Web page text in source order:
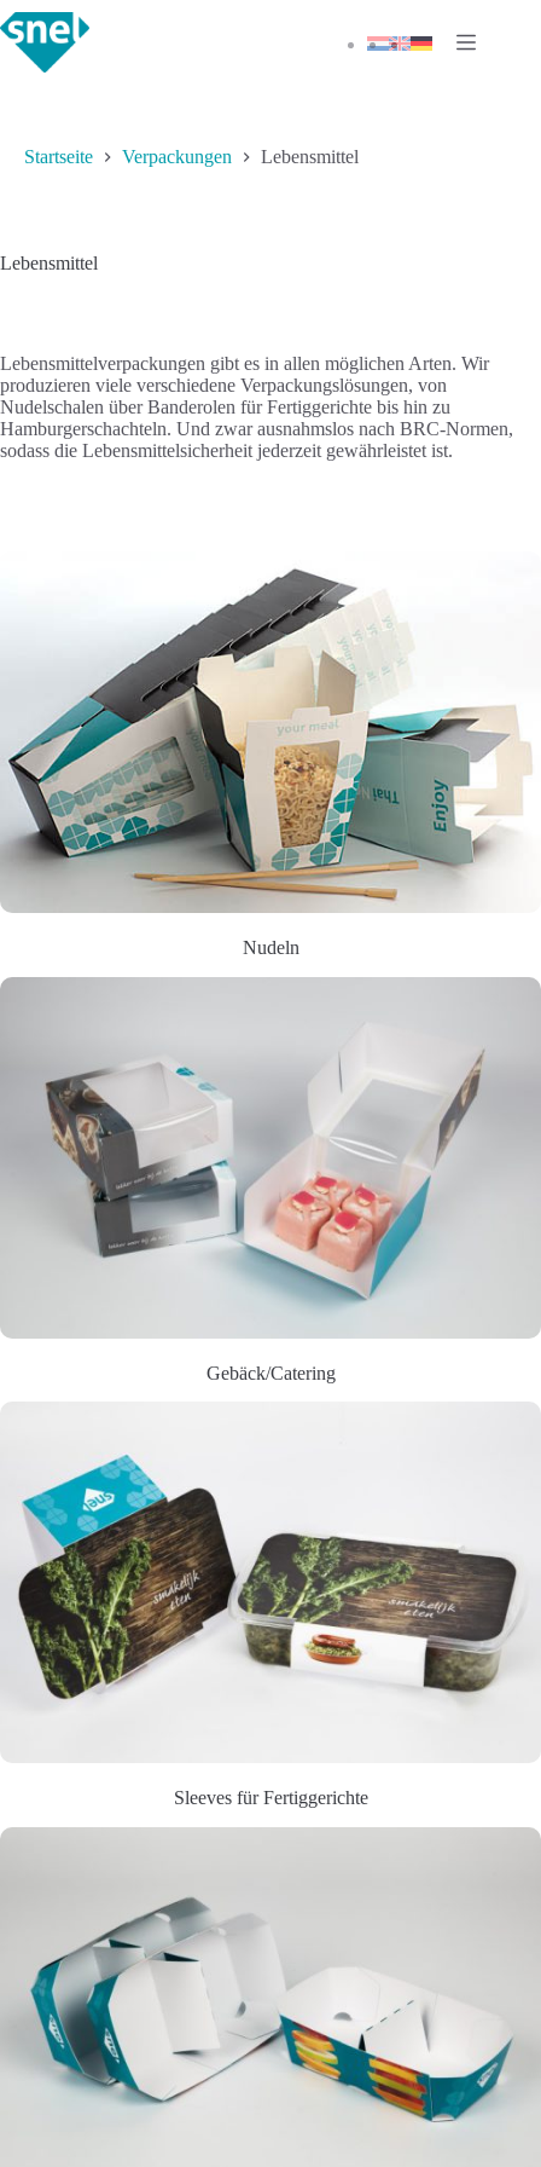
Zum
Inhalt
springen
Startseite Verpackungen Lebensmittel
Lebensmittel
Lebensmittelverpackungen gibt es in allen möglichen Arten. Wir
produzieren viele verschiedene Verpackungslösungen, von
Nudelschalen über Banderolen für Fertiggerichte bis hin zu
Hamburgerschachteln. Und zwar ausnahmslos nach BRC-Normen,
sodass die Lebensmittelsicherheit jederzeit gewährleistet ist.
Nudeln
Gebäck/Catering
Sleeves für Fertiggerichte